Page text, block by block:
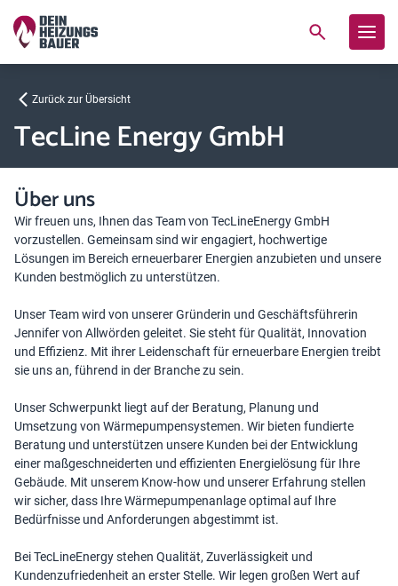
Zurück zur Übersicht
TecLine Energy GmbH
Über uns
Wir freuen uns, Ihnen das Team von TecLineEnergy GmbH
vorzustellen. Gemeinsam sind wir engagiert, hochwertige
Lösungen im Bereich erneuerbarer Energien anzubieten und unsere
Kunden bestmöglich zu unterstützen.
Unser Team wird von unserer Gründerin und Geschäftsführerin
Jennifer von Allwörden geleitet. Sie steht für Qualität, Innovation
und Effizienz. Mit ihrer Leidenschaft für erneuerbare Energien treibt
sie uns an, führend in der Branche zu sein.
Unser Schwerpunkt liegt auf der Beratung, Planung und
Umsetzung von Wärmepumpensystemen. Wir bieten fundierte
Beratung und unterstützen unsere Kunden bei der Entwicklung
einer maßgeschneiderten und effizienten Energielösung für Ihre
Gebäude. Mit unserem Know-how und unserer Erfahrung stellen
wir sicher, dass Ihre Wärmepumpenanlage optimal auf Ihre
Bedürfnisse und Anforderungen abgestimmt ist.
Bei TecLineEnergy stehen Qualität, Zuverlässigkeit und
Kundenzufriedenheit an erster Stelle. Wir legen großen Wert auf